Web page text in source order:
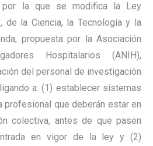
la que se modifica la Ley
de la Ciencia, la Tecnología y la
propuesta por la Asociación
Hospitalarios (ANIH),
del personal de investigación
a: (1) establecer sistemas
profesional que deberán estar en
colectiva, antes de que pasen
en vigor de la ley y (2)